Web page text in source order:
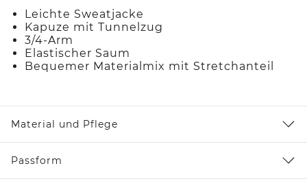
Leichte Sweatjacke
Kapuze mit Tunnelzug
3/4-Arm
Elastischer Saum
Bequemer Materialmix mit Stretchanteil
Material und Pflege
Passform